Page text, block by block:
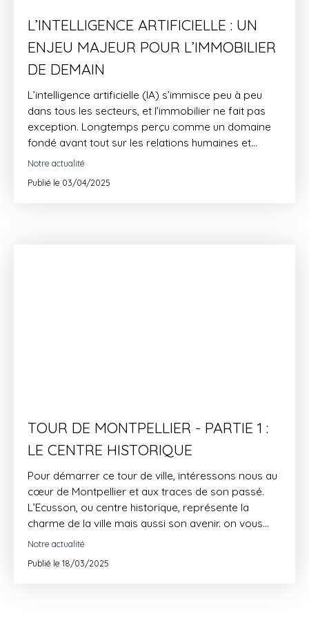
L’INTELLIGENCE ARTIFICIELLE : UN
ENJEU MAJEUR POUR L’IMMOBILIER
DE DEMAIN
L’intelligence artificielle (IA) s’immisce peu à peu
dans tous les secteurs, et l’immobilier ne fait pas
exception. Longtemps perçu comme un domaine
fondé avant tout sur les relations humaines et
l’intuition, le monde de l’immobilier est en pleine
enjeux derrière cette révolution technologique ?
Notre actualité
Publié le 03/04/2025
TOUR DE MONTPELLIER - PARTIE 1 :
LE CENTRE HISTORIQUE
Pour démarrer ce tour de ville, intéressons nous au
cœur de Montpellier et aux traces de son passé.
L’Ecusson, ou centre historique, représente la
charme de la ville mais aussi son avenir. on vous
laisse découvrir.
Notre actualité
Publié le 18/03/2025